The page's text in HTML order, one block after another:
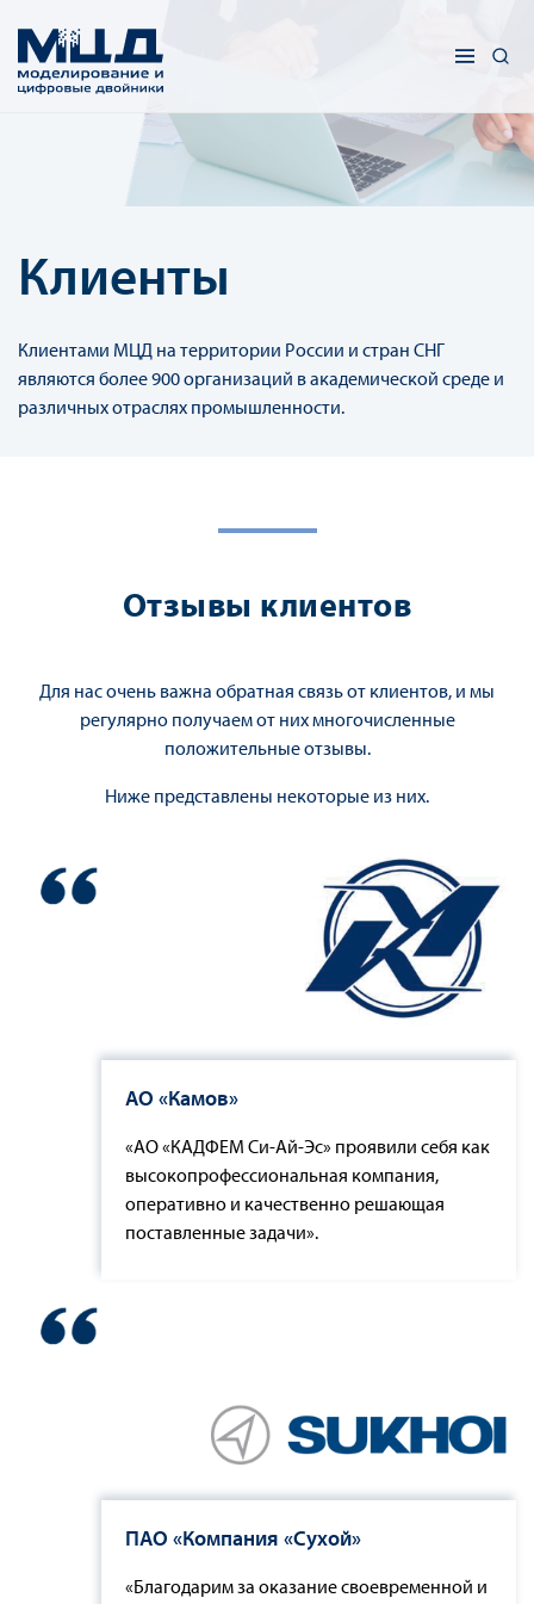
Клиенты
Клиентами МЦД на территории России и стран СНГ
являются более 900 организаций в академической среде и
различных отраслях промышленности.
Отзывы клиентов
Для нас очень важна обратная связь от клиентов, и мы
регулярно получаем от них многочисленные
положительные отзывы.
Ниже представлены некоторые из них.
АО «Камов»
«АО «КАДФЕМ Си-Ай-Эс» проявили себя как
высокопрофессиональная компания,
оперативно и качественно решающая
поставленные задачи».
ПАО «Компания «Сухой»
«Благодарим за оказание своевременной и